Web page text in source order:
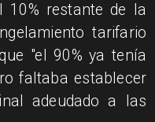
10% restante de la
tarifario
"el 90% ya tenía
faltaba establecer
adeudado a las